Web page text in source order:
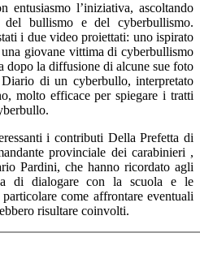
entusiasmo l’iniziativa, ascoltando
bullismo e del cyberbullismo.
i due video proiettati: uno ispirato
giovane vittima di cyberbullismo
dopo la diffusione di alcune sue foto
di un cyberbullo, interpretato
molto efficace per spiegare i tratti
i contributi Della Prefetta di
provinciale dei carabinieri ,
Pardini, che hanno ricordato agli
di dialogare con la scuola e le
come affrontare eventuali
risultare coinvolti.